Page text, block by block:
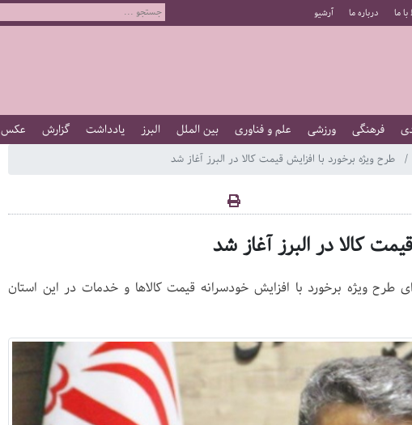
با ما درباره ما آرشیو
فرهنگی ورزشی علم و فناوری بین الملل البرز یادداشت گزارش عکس
طرح ویژه برخورد با افزایش قیمت کالا در البرز آغاز شد
کالا در البرز آغاز شد
طرح ویژه برخورد با افزایش خودسرانه قیمت کالاها و خدمات در این استان